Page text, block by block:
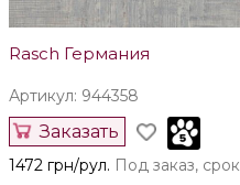
Rasch Германия
Артикул: 944358
Заказать
1472 грн/рул. Под заказ, срок